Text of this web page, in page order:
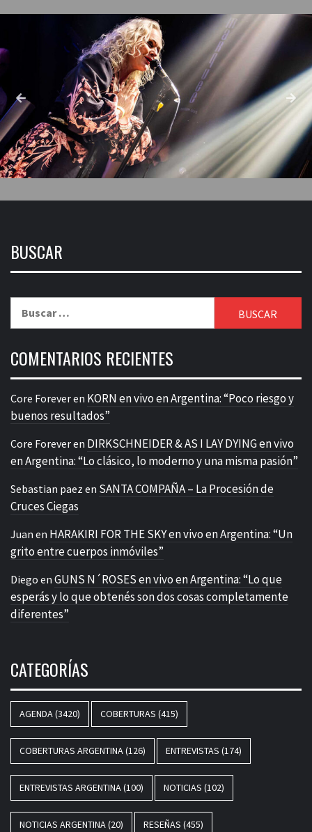
BUSCAR
COMENTARIOS RECIENTES
Core Foreveren KORN en vivo en Argentina: “Poco riesgo y
buenos resultados”
Core Foreveren DIRKSCHNEIDER & AS I LAY DYING en vivo
en Argentina: “Lo clásico, lo moderno y una misma pasión”
Sebastian paez en SANTA COMPAÑA – La Procesión de
Cruces Ciegas
Juan en HARAKIRI FOR THE SKY en vivo en Argentina: “Un
grito entre cuerpos inmóviles”
Diego en GUNS N´ROSES en vivo en Argentina: “Lo que
esperás y lo que obtenés son dos cosas completamente
diferentes”
CATEGORÍAS
AGENDA(3420) COBERTURAS (415)
COBERTURAS ARGENTINA(126) ENTREVISTAS (174)
ENTREVISTAS ARGENTINA(100) NOTICIAS (102)
NOTICIAS ARGENTINA(20) RESEÑAS (455)